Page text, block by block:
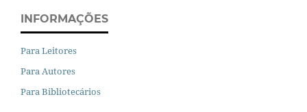
INFORMAÇÕES
Para Leitores
Para Autores
Para Bibliotecários